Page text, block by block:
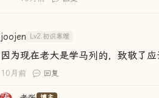
joojen Lv2.初识寒暄
因为现在老大是学马列的，致敬了应
10月前 回复